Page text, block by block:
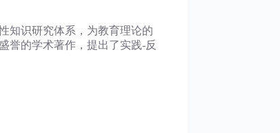
知识研究体系，为教育理论的
誉的学术著作，提出了实践-反